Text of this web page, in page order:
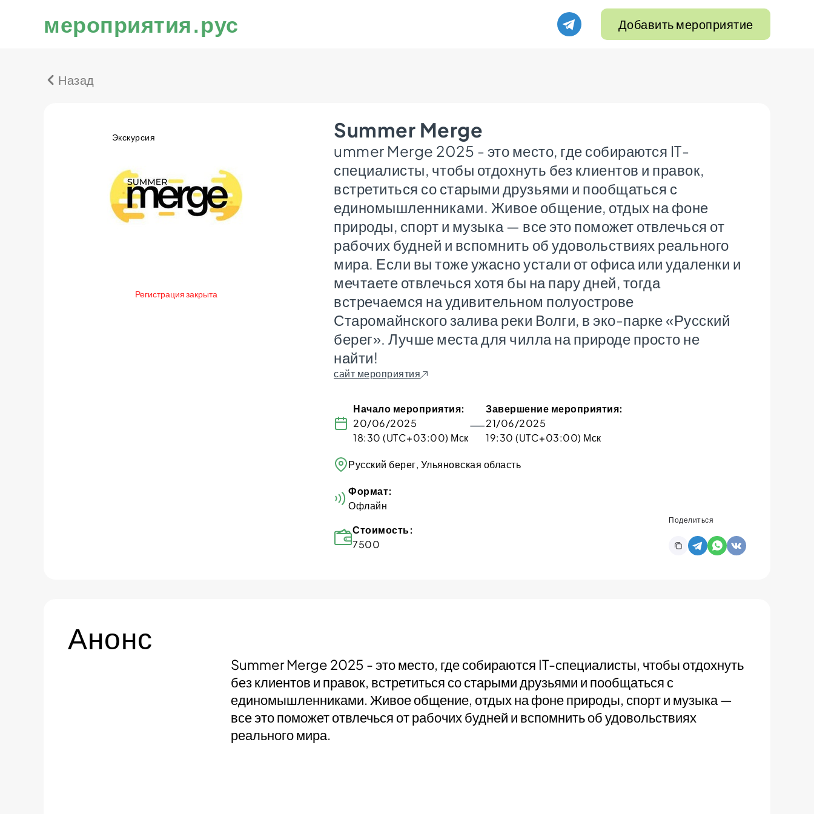
мероприятия.рус Добавить мероприятие
Назад
Экскурсия
Регистрация закрыта
Summer Merge
ummer Merge 2025 - это место, где собираются IT-
специалисты, чтобы отдохнуть без клиентов и правок,
встретиться со старыми друзьями и пообщаться с
единомышленниками. Живое общение, отдых на фоне
природы, спорт и музыка — все это поможет отвлечься от
рабочих будней и вспомнить об удовольствиях реального
мира. Если вы тоже ужасно устали от офиса или удаленки и
мечтаете отвлечься хотя бы на пару дней, тогда
встречаемся на удивительном полуострове
Старомайнского залива реки Волги, в эко-парке «Русский
берег». Лучше места для чилла на природе просто не
найти!
сайт мероприятия
Начало мероприятия:
20/06/2025
18:30 (UTC+03:00) Мск
—
Завершение мероприятия:
21/06/2025
19:30 (UTC+03:00) Мск
Русский берег, Ульяновская область
Формат:
Офлайн
Стоимость:
7500
Поделиться
Анонс
Summer Merge 2025 - это место, где собираются IT-специалисты, чтобы отдохнуть
без клиентов и правок, встретиться со старыми друзьями и пообщаться с
единомышленниками. Живое общение, отдых на фоне природы, спорт и музыка —
все это поможет отвлечься от рабочих будней и вспомнить об удовольствиях
реального мира.